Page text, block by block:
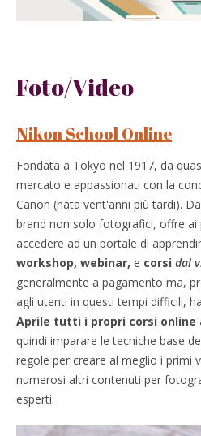
Foto/Video
Nikon School Online
Fondata a Tokyo nel 1917, da
mercato e appassionati con la
Canon (nata vent'anni più tardi).
brand non solo fotografici, offre ai
accedere ad un portale di
workshop, webinar, e corsi dal
generalmente a pagamento ma,
agli utenti in questi tempi difficili,
Aprile tutti i propri corsi online
quindi imparare le tecniche base
regole per creare al meglio i primi
numerosi altri contenuti per
esperti.